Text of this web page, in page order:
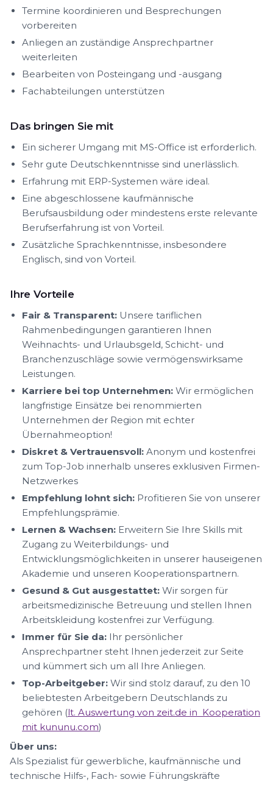
Termine koordinieren und Besprechungen
vorbereiten
Anliegen an zuständige Ansprechpartner
weiterleiten
Bearbeiten von Posteingang und -ausgang
Fachabteilungen unterstützen
Das bringen Sie mit
Ein sicherer Umgang mit MS-Office ist erforderlich.
Sehr gute Deutschkenntnisse sind unerlässlich.
Erfahrung mit ERP-Systemen wäre ideal.
Eine abgeschlossene kaufmännische
Berufsausbildung oder mindestens erste relevante
Berufserfahrung ist von Vorteil.
Zusätzliche Sprachkenntnisse, insbesondere
Englisch, sind von Vorteil.
Ihre Vorteile
Fair & Transparent: Unsere tariflichen
Rahmenbedingungen garantieren Ihnen
Weihnachts- und Urlaubsgeld, Schicht- und
Branchenzuschläge sowie vermögenswirksame
Leistungen.
Karriere bei top Unternehmen: Wir ermöglichen
langfristige Einsätze bei renommierten
Unternehmen der Region mit echter
Übernahmeoption!
Diskret & Vertrauensvoll: Anonym und kostenfrei
zum Top-Job innerhalb unseres exklusiven Firmen-
Netzwerkes
Empfehlung lohnt sich: Profitieren Sie von unserer
Empfehlungsprämie.
Lernen & Wachsen: Erweitern Sie Ihre Skills mit
Zugang zu Weiterbildungs- und
Entwicklungsmöglichkeiten in unserer hauseigenen
Akademie und unseren Kooperationspartnern.
Gesund & Gut ausgestattet: Wir sorgen für
arbeitsmedizinische Betreuung und stellen Ihnen
Arbeitskleidung kostenfrei zur Verfügung.
Immer für Sie da: Ihr persönlicher
Ansprechpartner steht Ihnen jederzeit zur Seite
und kümmert sich um all Ihre Anliegen.
Top-Arbeitgeber: Wir sind stolz darauf, zu den 10
beliebtesten Arbeitgebern Deutschlands zu
gehören (lt. Auswertung von zeit.de in Kooperation
mit kununu.com)
Über uns:
Als Spezialist für gewerbliche, kaufmännische und
technische Hilfs-, Fach- sowie Führungskräfte